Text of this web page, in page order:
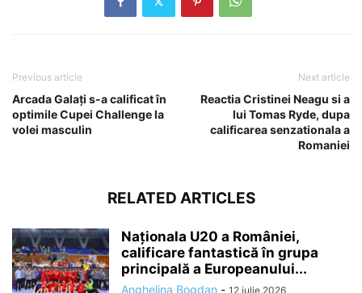
Previous article
Arcada Galați s-a calificat în
optimile Cupei Challenge la
volei masculin
Next article
Reactia Cristinei Neagu si a
lui Tomas Ryde, dupa
calificarea senzationala a
Romaniei
RELATED ARTICLES
Naționala U20 a României,
calificare fantastică în grupa
principală a Europeanului...
Anghelina Bogdan - 12 iulie 2026